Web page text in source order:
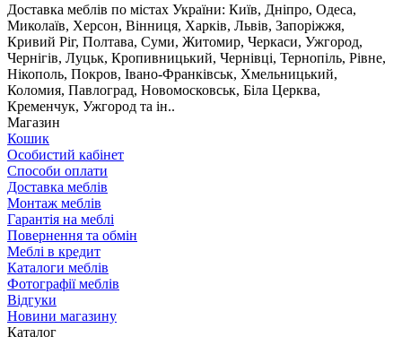
Доставка меблів по містах України: Київ, Дніпро, Одеса,
Миколаїв, Херсон, Вінниця, Харків, Львів, Запоріжжя,
Кривий Ріг, Полтава, Суми, Житомир, Черкаси, Ужгород,
Чернігів, Луцьк, Кропивницький, Чернівці, Тернопіль, Рівне,
Нікополь, Покров, Івано-Франківськ, Хмельницький,
Коломия, Павлоград, Новомосковськ, Біла Церква,
Кременчук, Ужгород та ін..
Магазин
Кошик
Особистий кабінет
Способи оплати
Доставка меблів
Монтаж меблів
Гарантія на меблі
Повернення та обмін
Меблі в кредит
Каталоги меблів
Фотографії меблів
Відгуки
Новини магазину
Каталог